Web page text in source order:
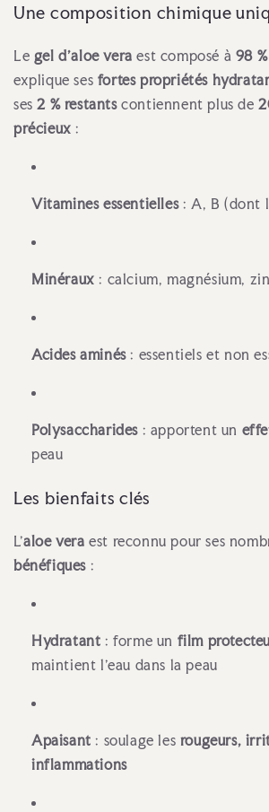
Une composition chimique
Le gel d’aloe vera est composé à 98
explique ses fortes propriétés
ses2 % restantscontiennent plus de
précieux :
Vitamines essentielles: A, B (dont
Minéraux : calcium, magnésium,
Acides aminés: essentiels et non
Polysaccharides : apportent un
peau
Les bienfaits clés
L’aloe vera est reconnu pour ses
bénéfiques :
Hydratant : forme un film
maintient l’eau dans la peau
Apaisant : soulage les rougeurs,
inflammations